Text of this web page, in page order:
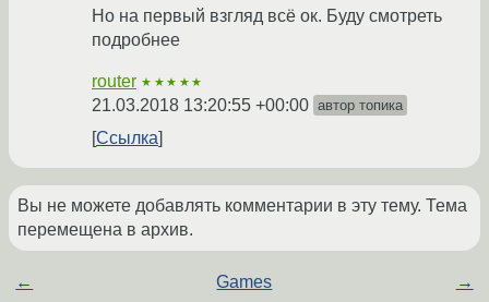
Но на первый взгляд всё ок. Буду смотреть
подробнее
router ★★★★★
21.03.2018 13:20:55 +00:00 автор топика
Ссылка
Вы не можете добавлять комментарии в эту тему. Тема
перемещена в архив.
← Games →